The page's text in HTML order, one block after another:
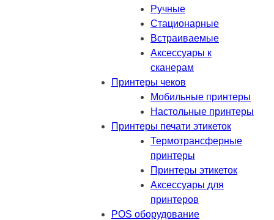
Ручные
Стационарные
Встраиваемые
Аксессуары к
сканерам
Принтеры чеков
Мобильные принтеры
Настольные принтеры
Принтеры печати этикеток
Термотрансферные
принтеры
Принтеры этикеток
Аксессуары для
принтеров
POS оборудование